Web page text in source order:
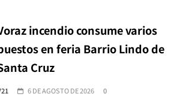
incendio consume varios
en feria Barrio Lindo de
Cruz
6 DE AGOSTO DE 2026 0